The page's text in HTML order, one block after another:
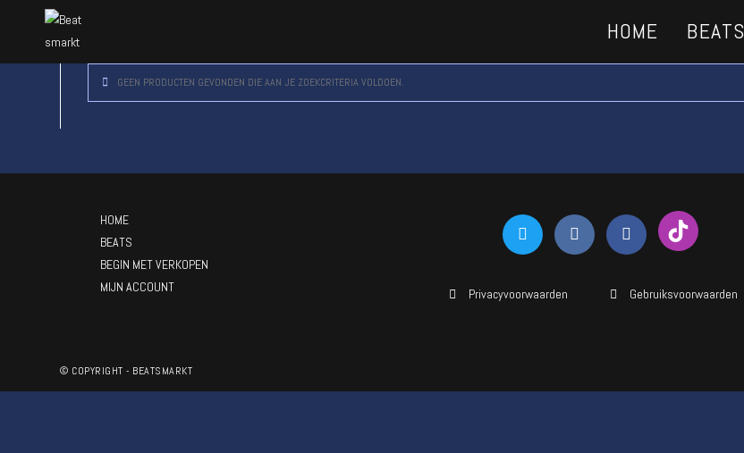
HOME BEATS
GEEN PRODUCTEN GEVONDEN DIE AAN JE ZOEKCRITERIA VOLDOEN.
HOME
BEATS
BEGIN MET VERKOPEN
MIJN ACCOUNT
Privacyvoorwaarden Gebruiksvoorwaarden
© COPYRIGHT - BEATSMARKT